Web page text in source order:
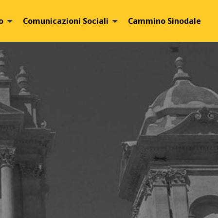
Comunicazioni Sociali Cammino Sinodale